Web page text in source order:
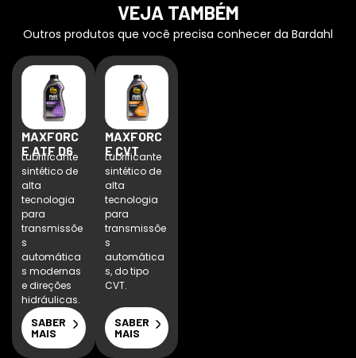
VEJA TAMBÉM
Outros produtos que você precisa conhecer da Bardahl
MAXFORC
E ATF D6
Lubrificante
sintético de
alta
tecnologia
para
transmissõe
s
automática
s modernas
e direções
hidráulicas.
SABER
MAIS
MAXFORC
E CVT
Lubrificante
sintético de
alta
tecnologia
para
transmissõe
s
automática
s, do tipo
CVT.
SABER
MAIS